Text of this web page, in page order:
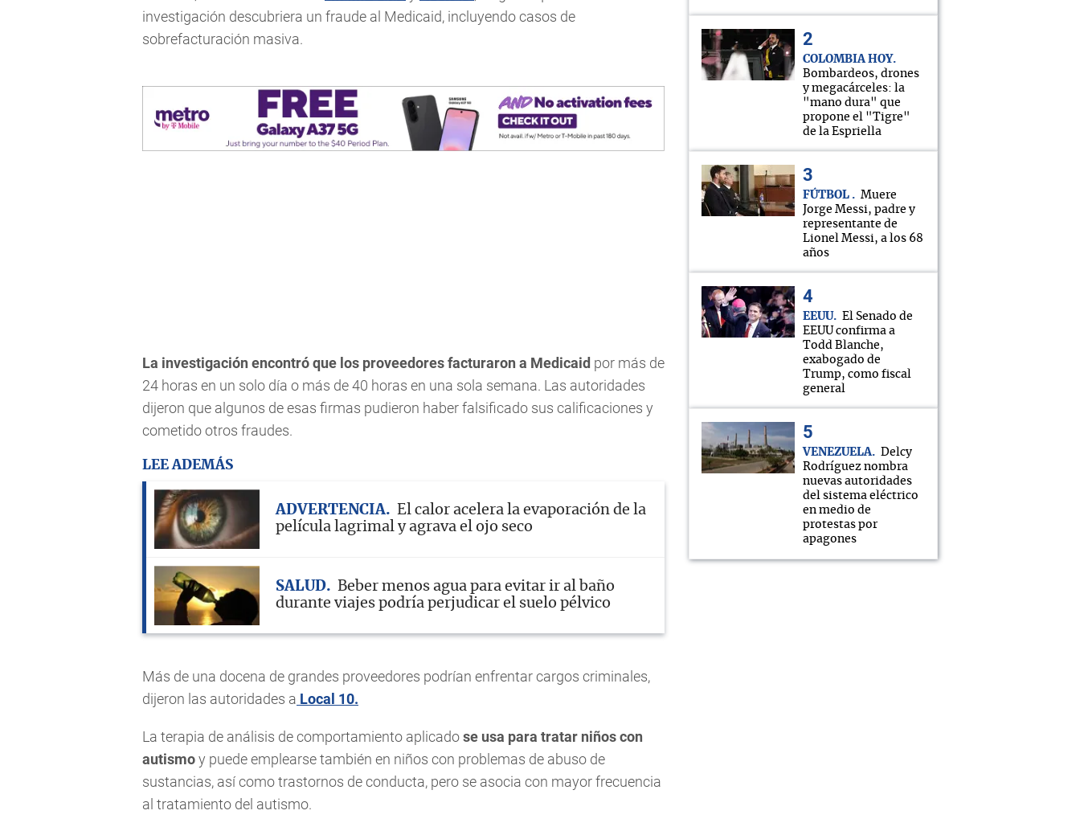
investigación descubriera un fraude al Medicaid, incluyendo casos de
sobrefacturación masiva.
La investigación encontró que los proveedores facturaron a Medicaid por más de
24 horas en un solo día o más de 40 horas en una sola semana. Las autoridades
dijeron que algunos de esas firmas pudieron haber falsificado sus calificaciones y
cometido otros fraudes.
LEE ADEMÁS
ADVERTENCIA
El calor acelera la evaporación de la
película lagrimal y agrava el ojo seco
SALUD
Beber menos agua para evitar ir al baño
durante viajes podría perjudicar el suelo pélvico
Más de una docena de grandes proveedores podrían enfrentar cargos criminales,
dijeron las autoridades a Local 10.
La terapia de análisis de comportamiento aplicadose usa para tratar niños con
autismoy puede emplearse también en niños con problemas de abuso de
sustancias, así como trastornos de conducta, pero se asocia con mayor frecuencia
al tratamiento del autismo.
COLOMBIA HOY
Bombardeos, drones
y megacárceles: la
"mano dura" que
propone el "Tigre"
de la Espriella
FÚTBOL
Muere
Jorge Messi, padre y
representante de
Lionel Messi, a los 68
años
EEUU
El Senado de
EEUU confirma a
Todd Blanche,
exabogado de
Trump, como fiscal
general
VENEZUELA
Delcy
Rodríguez nombra
nuevas autoridades
del sistema eléctrico
en medio de
protestas por
apagones